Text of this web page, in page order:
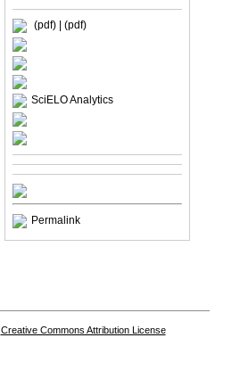
(pdf) | (pdf)
SciELO Analytics
Permalink
Creative Commons Attribution License